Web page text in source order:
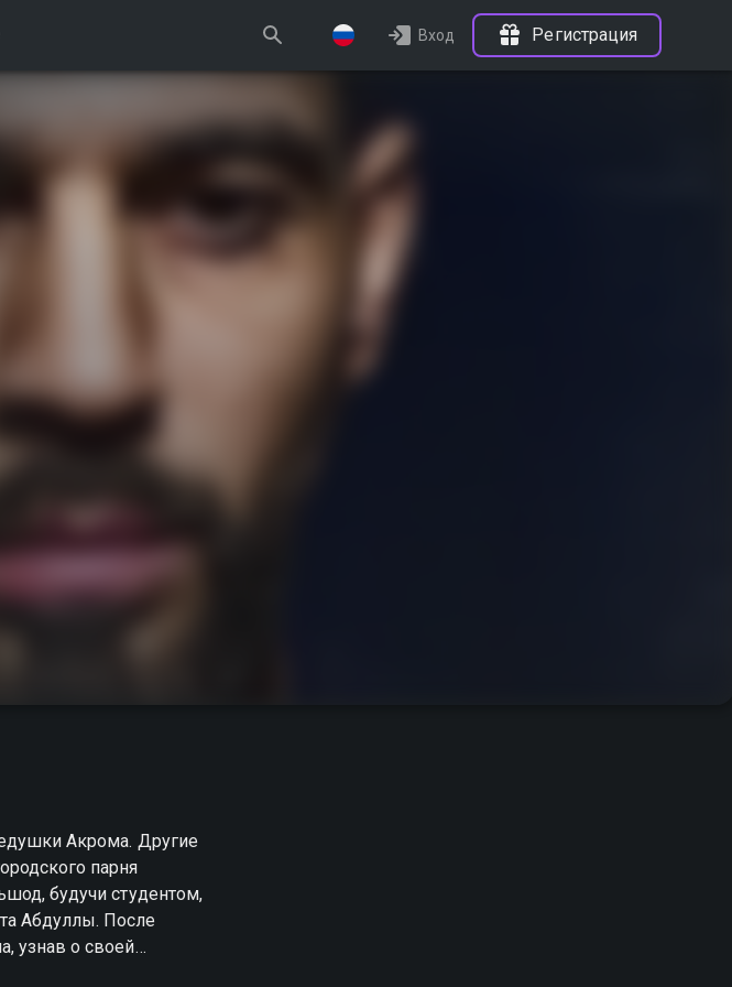
Вход Регистрация
Акрома. Другие
парня
будучи студентом,
Абдуллы. После
узнав о своей
некоторое время,